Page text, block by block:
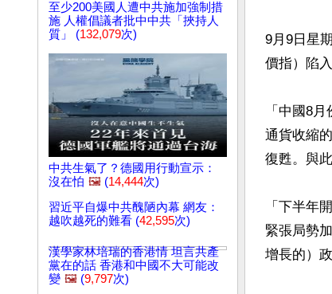
至少200美國人遭中共施加強制措
施 人權倡議者批中中共「挾持人
質」 (132,079次)
中共生氣了？德國用行動宣示：
沒在怕 🖼️ (14,444次)
習近平自爆中共醜陋內幕 網友：
越吹越死的難看 (42,595次)
漢學家林培瑞的香港情 坦言共產
黨在的話 香港和中國不大可能改
變 🖼️ (9,797次)
9月9日星
價指）陷
「中國8
通貨收縮
復甦。與
「下半年
緊張局勢
增長的）政